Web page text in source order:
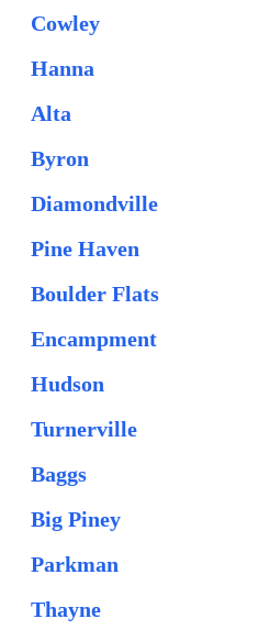
Cowley
Hanna
Alta
Byron
Diamondville
Pine Haven
Boulder Flats
Encampment
Hudson
Turnerville
Baggs
Big Piney
Parkman
Thayne